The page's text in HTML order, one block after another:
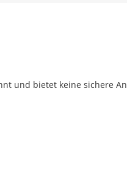
und bietet keine sichere